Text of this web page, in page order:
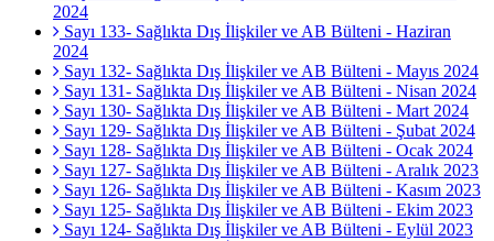
2024
Sayı 133- Sağlıkta Dış İlişkiler ve AB Bülteni - Haziran
2024
Sayı 132- Sağlıkta Dış İlişkiler ve AB Bülteni - Mayıs 2024
Sayı 131- Sağlıkta Dış İlişkiler ve AB Bülteni - Nisan 2024
Sayı 130- Sağlıkta Dış İlişkiler ve AB Bülteni - Mart 2024
Sayı 129- Sağlıkta Dış İlişkiler ve AB Bülteni - Şubat 2024
Sayı 128- Sağlıkta Dış İlişkiler ve AB Bülteni - Ocak 2024
Sayı 127- Sağlıkta Dış İlişkiler ve AB Bülteni - Aralık 2023
Sayı 126- Sağlıkta Dış İlişkiler ve AB Bülteni - Kasım 2023
Sayı 125- Sağlıkta Dış İlişkiler ve AB Bülteni - Ekim 2023
Sayı 124- Sağlıkta Dış İlişkiler ve AB Bülteni - Eylül 2023